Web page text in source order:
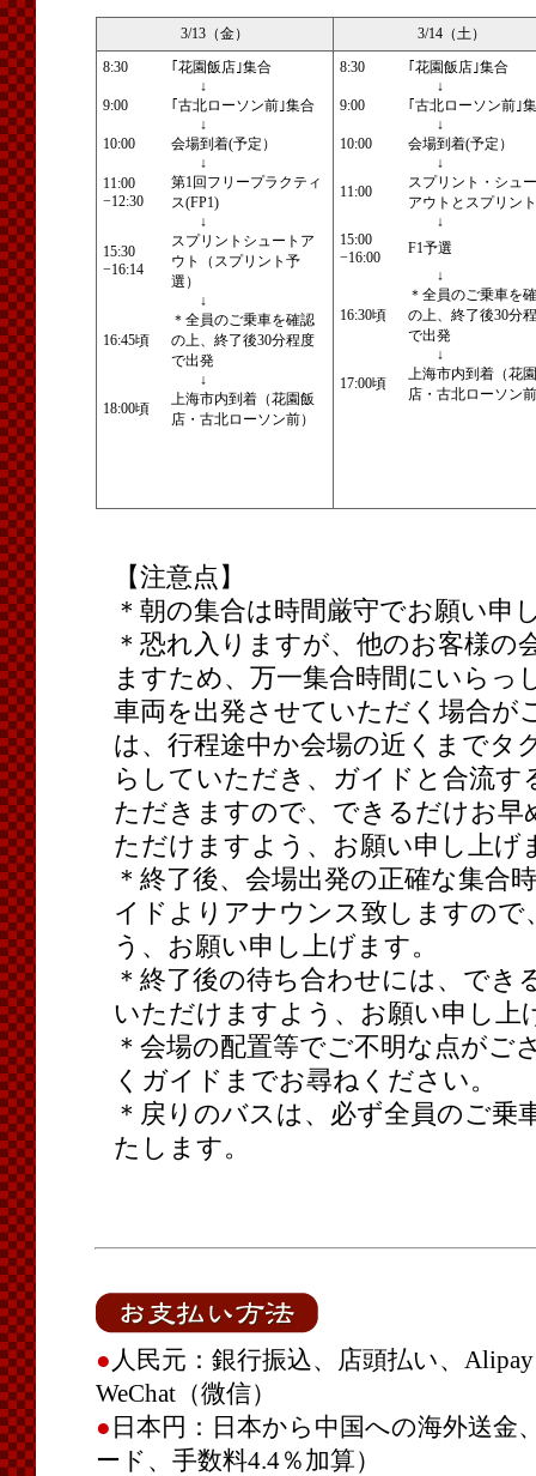
3/13（金）
3/14（土）
8:30
｢花園飯店｣集合
↓
9:00
｢古北ローソン前｣集合
↓
10:00
会場到着(予定）
↓
11:00
−12:30
第1回フリープラクティ
ス(FP1)
↓
15:30
−16:14
スプリントシュートア
ウト（スプリント予
選）
↓
16:45頃
＊全員のご乗車を確認
の上、終了後30分程度
で出発
↓
18:00頃
上海市内到着（花園飯
店・古北ローソン前）
8:30
｢花園飯店｣集合
↓
9:00
｢古北ローソン前｣
↓
10:00
会場到着(予定）
↓
11:00
スプリント・シュ
アウトとスプリント
↓
15:00
−16:00
F1予選
↓
16:30頃
＊全員のご乗車を
の上、終了後30分
で出発
↓
17:00頃
上海市内到着（花
店・古北ローソン
【注意点】
＊朝の集合は時間厳守でお願い申
＊恐れ入りますが、他のお客様の
ますため、万一集合時間にいらっ
車両を出発させていただく場合が
は、行程途中か会場の近くまでタ
らしていただき、ガイドと合流す
ただきますので、できるだけお
ただけますよう、お願い申し上げ
＊終了後、会場出発の正確な集合
イドよりアナウンス致しますの
う、お願い申し上げます。
＊終了後の待ち合わせには、でき
いただけますよう、お願い申し上
＊会場の配置等でご不明な点がご
くガイドまでお尋ねください。
＊戻りのバスは、必ず全員のご乗
たします。
● 人民元：銀行振込、店頭払い、
WeChat（微信）
● 日本円：日本から中国への海外送金
ード、手数料4.4％加算）